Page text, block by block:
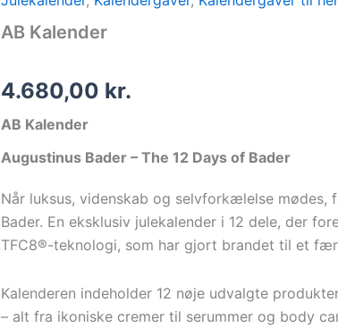
AB Kalender
4.680,00 kr.
AB Kalender
Augustinus Bader – The 12 Days of Bader
Når luksus, videnskab og selvforkælelse mødes,
Bader. En eksklusiv julekalender i 12 dele, der
TFC8®-teknologi, som har gjort brandet til et
Kalenderen indeholder 12 nøje udvalgte
– alt fra ikoniske cremer til serummer og body